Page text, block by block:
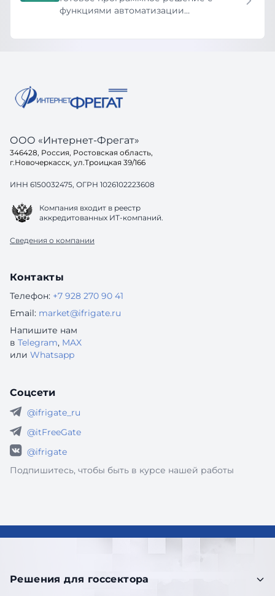
функциями автоматизации
ООО «Интернет-Фрегат»
346428, Россия, Ростовская область,
г.Новочеркасск, ул.Троицкая 39/166
ИНН 6150032475, ОГРН 1026102223608
Компания входит в реестр
аккредитованных ИТ-компаний.
Сведения о компании
Контакты
Телефон: +7 928 270 90 41
Email: market@ifrigate.ru
Напишите нам
в Telegram, MAX
или Whatsapp
Соцсети
@ifrigate_ru
@itFreeGate
@ifrigate
Подпишитесь, чтобы быть в курсе нашей работы
Решения для госсектора